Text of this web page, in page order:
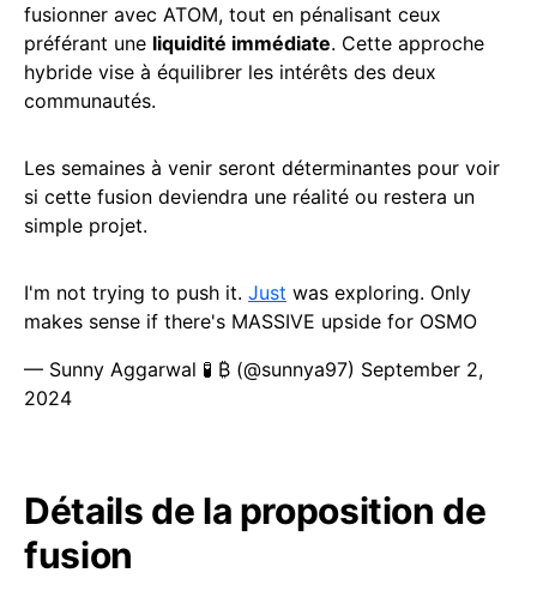
fusionner avec ATOM, tout en pénalisant ceux
préférant une liquidité immédiate. Cette approche
hybride vise à équilibrer les intérêts des deux
communautés.
Les semaines à venir seront déterminantes pour voir
si cette fusion deviendra une réalité ou restera un
simple projet.
I'm not trying to push it. Just was exploring. Only
makes sense if there's MASSIVE upside for OSMO
— Sunny Aggarwal 🧪 ₿ (@sunnya97) September 2,
2024
Détails de la proposition de
fusion